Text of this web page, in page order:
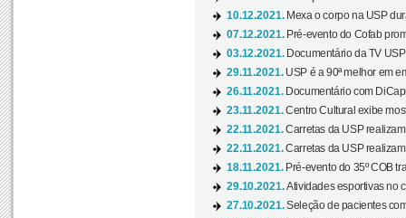
10.12.2021. Mexa o corpo na USP
07.12.2021. Pré-evento do Cofab
03.12.2021. Documentário da TV
29.11.2021. USP é a 90ª melhor em
26.11.2021. Documentário com
23.11.2021.Centro Cultural exibe
22.11.2021.Carretas da USP
22.11.2021.Carretas da USP
18.11.2021. Pré-evento do 35º COB
29.10.2021.Atividades esportivas no
27.10.2021.Seleção de pacientes